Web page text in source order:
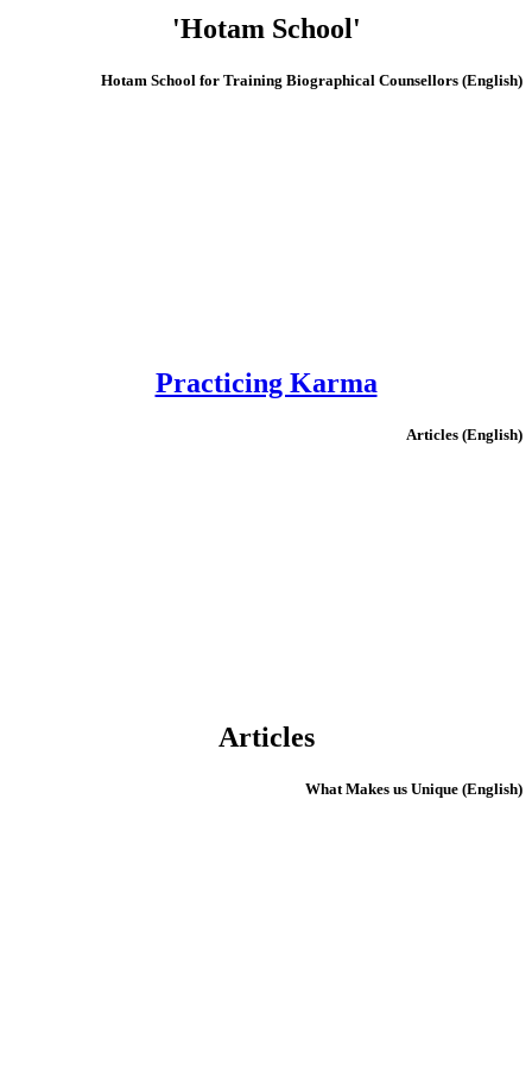
'Hotam School'
(English) Hotam School for Training Biographical Counsellors
Practicing Karma
(English) Articles
Articles
(English) What Makes us Unique